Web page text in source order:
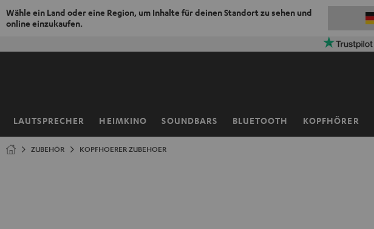
Wähle ein Land oder eine Region, um Inhalte für deinen Standort zu sehen und
online einzukaufen.
LAUTSPRECHER HEIMKINO SOUNDBARS BLUETOOTH KOPFHÖRER
Startseite
ZUBEHÖR KOPFHOERER ZUBEHOER